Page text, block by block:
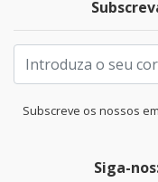
Subscreve os nossos
Siga-